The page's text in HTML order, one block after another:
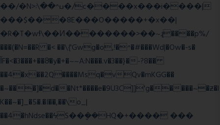
��/�N>ߎ^��\܃�/c����x���i����|
���$���ܿ8E���O�����+�x��|
�R�T�wɬ\� �И��������>��~ɻ����p%/
���(�N=��R �< ��\{'Gwg�o,!�^�#���Wd|�Ow�-s�
ĬF�<�3���+��8ͣ�y�+�~~A:N���.v�3��}�-?8��
��4�x��2Q����Msq�vQv�mKGG��
�~���]�d��Nt*����e�9U3C]]'g�����~�ƶ�l
K��~�]_�5�.�I��,��\o_|
��4�hNdse��ϟS��ܷ��HQ�+���� ���